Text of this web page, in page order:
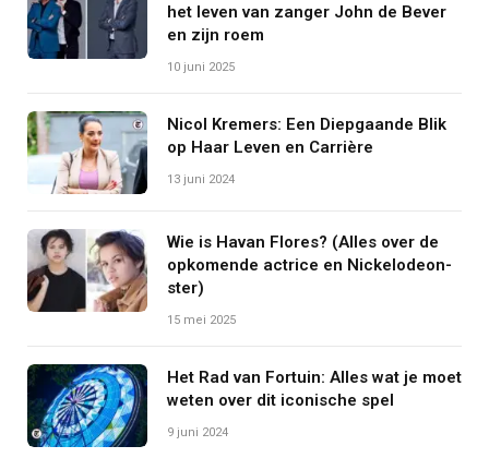
het leven van zanger John de Bever
en zijn roem
10 juni 2025
Nicol Kremers: Een Diepgaande Blik
op Haar Leven en Carrière
13 juni 2024
Wie is Havan Flores? (Alles over de
opkomende actrice en Nickelodeon-
ster)
15 mei 2025
Het Rad van Fortuin: Alles wat je moet
weten over dit iconische spel
9 juni 2024